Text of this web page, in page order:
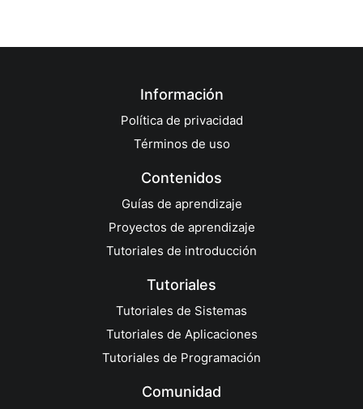
Información
Política de privacidad
Términos de uso
Contenidos
Guías de aprendizaje
Proyectos de aprendizaje
Tutoriales de introducción
Tutoriales
Tutoriales de Sistemas
Tutoriales de Aplicaciones
Tutoriales de Programación
Comunidad